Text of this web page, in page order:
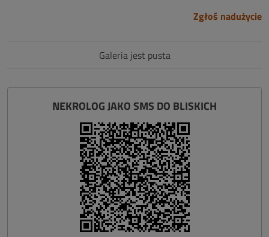
Zgłoś nadużycie
Galeria jest pusta
NEKROLOG JAKO SMS DO BLISKICH